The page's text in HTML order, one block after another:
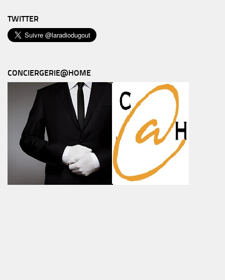
TWITTER
CONCIERGERIE@HOME